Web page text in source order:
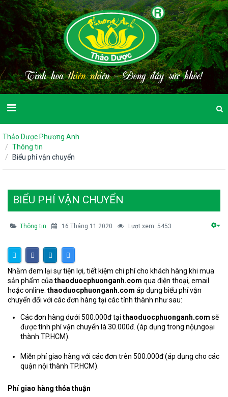
Tinh hoa thiên nhiên - Đong đầy sức khỏe!
Thảo Dược Phương Anh
Thông tin
Biểu phí vận chuyển
BIỂU PHÍ VẬN CHUYỂN
Thông tin 16 Tháng 11 2020 Lượt xem: 5453
Nhằm đem lại sự tiện lợi, tiết kiệm chi phí cho khách hàng khi mua
sản phẩm củathaoduocphuonganh.com qua điện thoại, email
hoặc online. thaoduocphuonganh.com áp dụng biểu phí vận
chuyển đối với các đơn hàng tại các tỉnh thành như sau:
Các đơn hàng dưới 500.000đ tại thaoduocphuonganh.com sẽ
được tính phí vận chuyển là 30.000đ. (áp dụng trong nội,ngoại
thành TP.HCM).
Miễn phí giao hàng với các đơn trên 500.000đ (áp dụng cho các
quận nội thành TP.HCM).
Phí giao hàng thỏa thuận